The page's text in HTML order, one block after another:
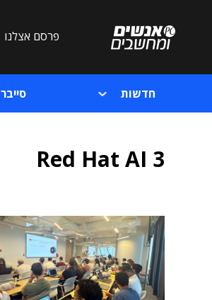
פרסם אצלנו
חדשות סייבר
Red Hat AI 3